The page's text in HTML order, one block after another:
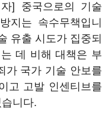
] 중국으로의 기술
지는 속수무책입니
유출 시도가 집중되
데 비해 대책은 부
가 국가 기술 안보를
고 고발 인센티브를
니다.